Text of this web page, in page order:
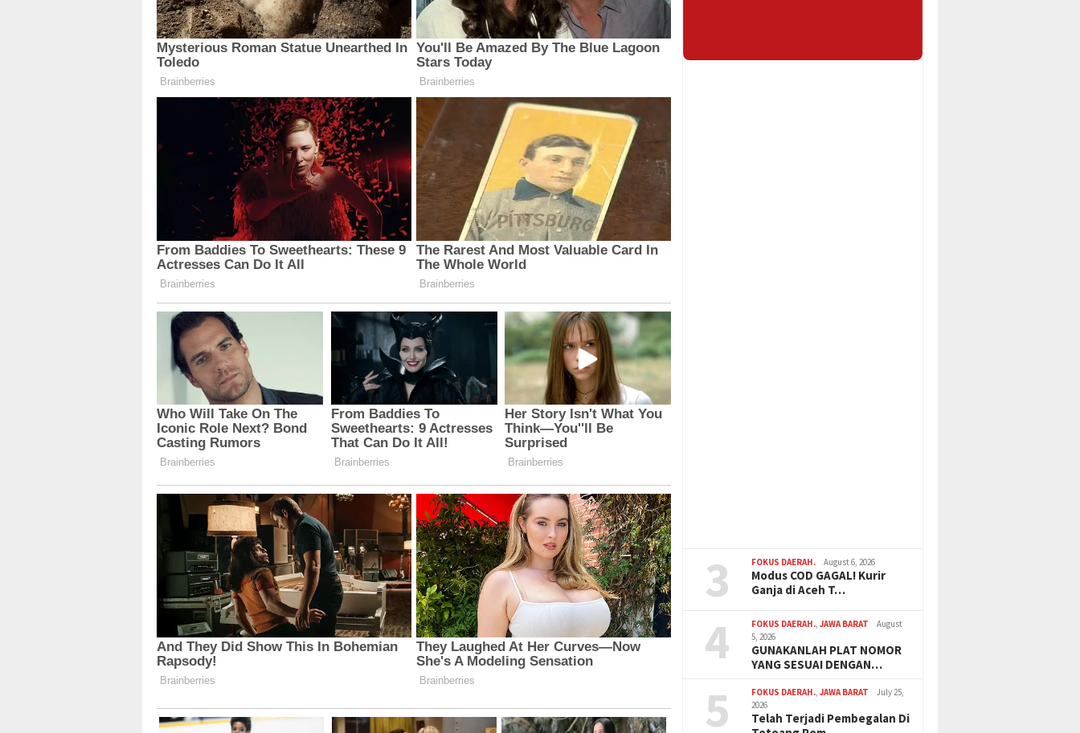
3 FOKUS DAERAH. August 6, 2026
Modus COD GAGAL! Kurir
Ganja di Aceh T…
4 FOKUS DAERAH. ,JAWA BARAT
August
5, 2026
GUNAKANLAH PLAT NOMOR
YANG SESUAI DENGAN…
5 FOKUS DAERAH. ,JAWA BARAT
July 25,
2026
Telah Terjadi Pembegalan Di